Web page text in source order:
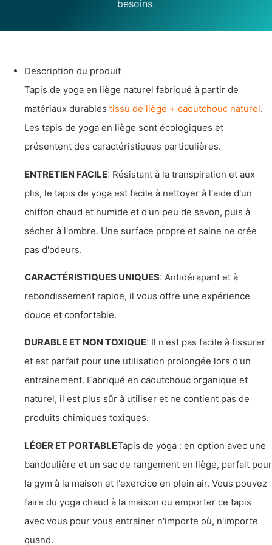
besoins.
Description du produit
Tapis de yoga en liège naturel fabriqué à partir de
matériaux durables tissu de liège + caoutchouc naturel.
Les tapis de yoga en liège sont écologiques et
présentent des caractéristiques particulières.
ENTRETIEN FACILE: Résistant à la transpiration et aux
plis, le tapis de yoga est facile à nettoyer à l'aide d'un
chiffon chaud et humide et d'un peu de savon, puis à
sécher à l'ombre. Une surface propre et saine ne crée
pas d'odeurs.
CARACTÉRISTIQUES UNIQUES: Antidérapant et à
rebondissement rapide, il vous offre une expérience
douce et confortable.
DURABLE ET NON TOXIQUE: Il n'est pas facile à fissurer
et est parfait pour une utilisation prolongée lors d'un
entraînement. Fabriqué en caoutchouc organique et
naturel, il est plus sûr à utiliser et ne contient pas de
produits chimiques toxiques.
LÉGER ET PORTABLETapis de yoga : en option avec une
bandoulière et un sac de rangement en liège, parfait pour
la gym à la maison et l'exercice en plein air. Vous pouvez
faire du yoga chaud à la maison ou emporter ce tapis
avec vous pour vous entraîner n'importe où, n'importe
quand.